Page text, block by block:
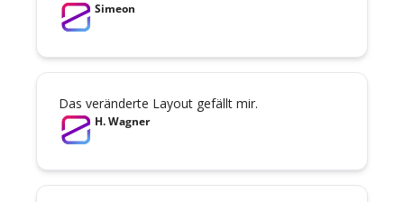
Simeon
Das veränderte Layout gefällt mir.
H. Wagner